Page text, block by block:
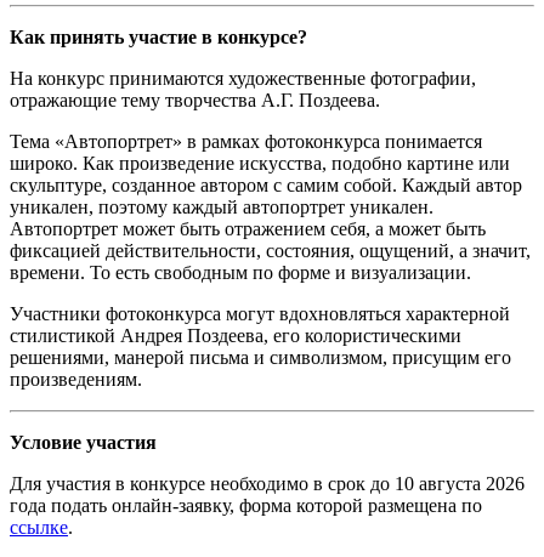
Как принять участие в конкурсе?
На конкурс принимаются художественные фотографии,
отражающие тему творчества А.Г. Поздеева.
Тема «Автопортрет» в рамках фотоконкурса понимается
широко. Как произведение искусства, подобно картине или
скульптуре, созданное автором с самим собой. Каждый автор
уникален, поэтому каждый автопортрет уникален.
Автопортрет может быть отражением себя, а может быть
фиксацией действительности, состояния, ощущений, а значит,
времени. То есть свободным по форме и визуализации.
Участники фотоконкурса могут вдохновляться характерной
стилистикой Андрея Поздеева, его колористическими
решениями, манерой письма и символизмом, присущим его
произведениям.
Условие участия
Для участия в конкурсе необходимо в срок до 10 августа 2026
года подать онлайн-заявку, форма которой размещена по
ссылке.